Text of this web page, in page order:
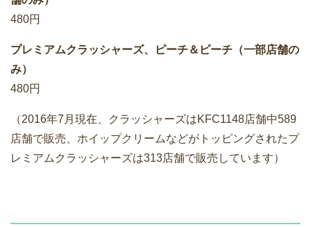
480円
プレミアムクラッシャーズ、ピーチ＆ピーチ（一部店舗の
み）
480円
（2016年7月現在、クラッシャーズはKFC1148店舗中589
店舗で販売、ホイップクリームなどがトッピングされたプ
レミアムクラッシャーズは313店舗で販売しています）